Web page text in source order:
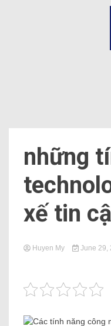
những
xế tin
Huyen My June 29,